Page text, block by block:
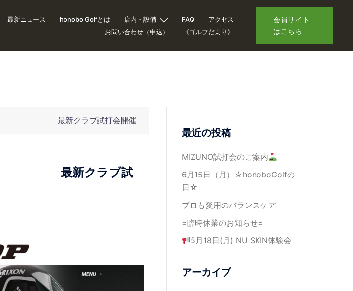
最新ニュース honobo Golfとは 店内・設備 FAQ
アクセス
お問い合わせ（申込）
《ゴルフだより》
会員サイト
はこちら
ラブ試打会開催
ブ試
最近の投稿
MIZUNO試打会のご案内
6月15日（月）☆honoboGolfの
日☆
プロも愛用のバランスケア
=臨時休業のお知らせ=
5月18日(月) NU SKIN体験会
アーカイブ